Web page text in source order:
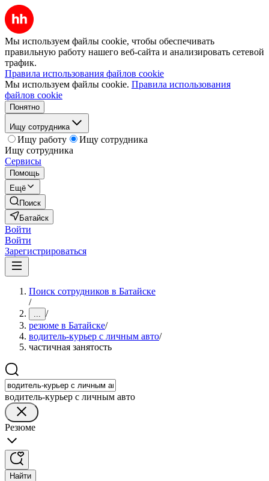
Мы используем файлы cookie, чтобы обеспечивать
правильную работу нашего веб-сайта и анализировать сетевой
трафик.
Правила использования файлов cookie
Мы используем файлы cookie. Правила использования
файлов cookie
Понятно
Ищу сотрудника
Ищу работу
Ищу сотрудника
Ищу сотрудника
Сервисы
Помощь
Ещё
Поиск
Батайск
Войти
Войти
Зарегистрироваться
Поиск сотрудников в Батайске
/
... /
резюме в Батайске/
водитель-курьер с личным авто/
частичная занятость
водитель-курьер с личным авто
Резюме
Найти